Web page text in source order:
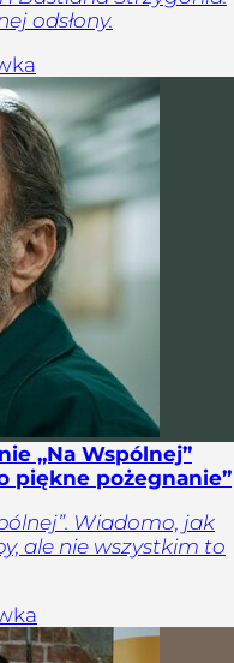
odsłony.
„Na Wspólnej”
piękne pożegnanie”
Wiadomo, jak
ale nie wszystkim to